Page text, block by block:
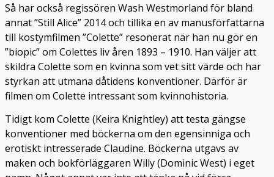
Så har också regissören Wash Westmorland för bland
annat ”Still Alice” 2014 och tillika en av manusförfattarna
till kostymfilmen ”Colette” resonerat när han nu gör en
”biopic” om Colettes liv åren 1893 – 1910. Han väljer att
skildra Colette som en kvinna som vet sitt värde och har
styrkan att utmana dåtidens konventioner. Därför är
filmen om Colette intressant som kvinnohistoria.
Tidigt kom Colette (Keira Knightley) att testa gängse
konventioner med böckerna om den egensinniga och
erotiskt intresserade Claudine. Böckerna utgavs av
maken och bokförläggaren Willy (Dominic West) i eget